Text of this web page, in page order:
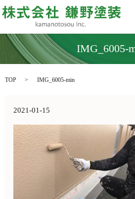
IMG_6005-
TOP IMG_6005-min
2021-01-15